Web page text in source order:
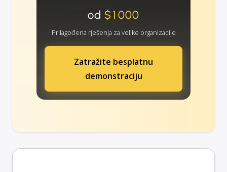
od $1000
Prilagođena rješenja za velike organizacije
Zatražite besplatnu
demonstraciju